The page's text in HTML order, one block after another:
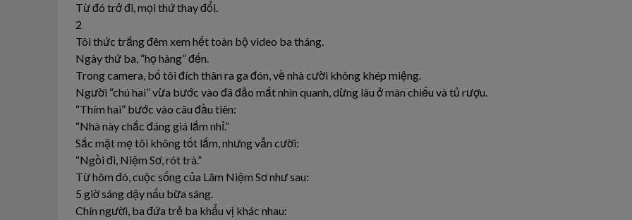
Từ đó trở đi, mọi thứ thay đổi.
2
Tôi thức trắng đêm xem hết toàn bộ video ba tháng.
Ngày thứ ba, “họ hàng” đến.
Trong camera, bố tôi đích thân ra ga đón, về nhà cười không khép miệng.
Người “chú hai” vừa bước vào đã đảo mắt nhìn quanh, dừng lâu ở màn chiếu và tủ rượu.
“Thím hai” bước vào câu đầu tiên:
“Nhà này chắc đáng giá lắm nhỉ.”
Sắc mặt mẹ tôi không tốt lắm, nhưng vẫn cười:
“Ngồi đi, Niệm Sơ, rót trà.”
Từ hôm đó, cuộc sống của Lâm Niệm Sơ như sau:
5 giờ sáng dậy nấu bữa sáng.
Chín người, ba đứa trẻ ba khẩu vị khác nhau: